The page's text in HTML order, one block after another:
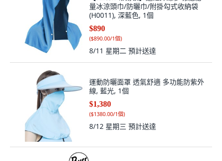
量冰涼頭巾/防曬巾/附掛勾式收納袋
(H0011), 深藍色, 1個
$890
($890.00/1個)
8/11 星期二 預計送達
運動防曬面罩 透氣舒適 多功能防紫外
線, 藍光, 1個
$1,380
($1380.00/1個)
8/12 星期三 預計送達